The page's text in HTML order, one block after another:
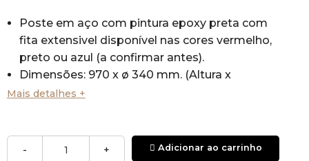
Poste em aço com pintura epoxy preta com
fita extensivel disponível nas cores vermelho,
preto ou azul (a confirmar antes).
Dimensões: 970 x ø 340 mm. (Altura x
Diâmetro)
*Produto fabricado em Portugal.
Mais detalhes +
- + Adicionar ao carrinho